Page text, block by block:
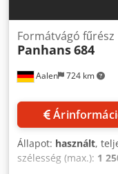
Aalen 724 km
Formátvágó fűrész
Panhans684
Állapot: használt,
szélesség (max.): 1